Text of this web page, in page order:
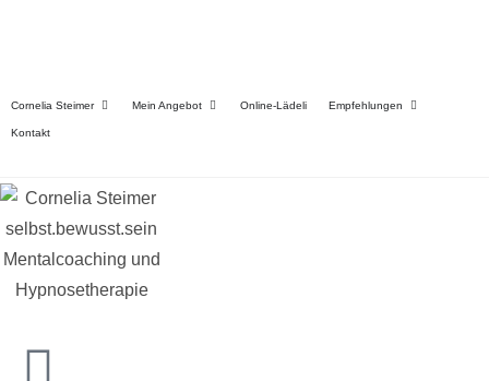
Cornelia Steimer Mein Angebot Online-Lädeli Empfehlungen
Kontakt